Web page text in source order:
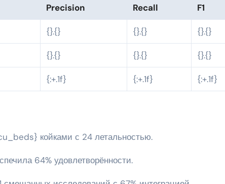
Precision Recall F1
{}.{} {}.{} {}.{}
{}.{} {}.{} {}.{}
{:+.1f} {:+.1f} {:+.1f}
койками с 24 летальностью.
64% удовлетворённости.